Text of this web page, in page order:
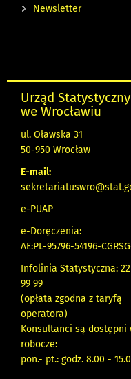
Newsletter
Urząd Statystyczny
we Wrocławiu
ul. Oławska 31
50-950 Wrocław
E-mail:
e-PUAP
e-Doręczenia:
AE:PL-95796-54196-
Infolinia Statystyczna: 22
99 99
(opłata zgodna z taryfą
operatora)
Konsultanci są dostępni
robocze:
pon.- pt.: godz. 8.00 -